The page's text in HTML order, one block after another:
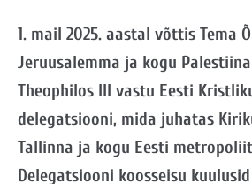
1. mail 2025. aastal võttis Tema
Jeruusalemma ja kogu
Theophilos III vastu Eesti
delegatsiooni, mida juhatas
Tallinna ja kogu Eesti
Delegatsiooni koosseisu kuulusid